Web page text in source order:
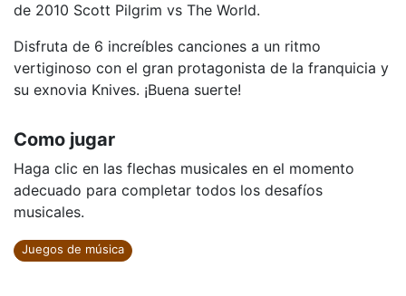
de 2010 Scott Pilgrim vs The World.
Disfruta de 6 increíbles canciones a un ritmo
vertiginoso con el gran protagonista de la franquicia y
su exnovia Knives. ¡Buena suerte!
Como jugar
Haga clic en las flechas musicales en el momento
adecuado para completar todos los desafíos
musicales.
Juegos de música